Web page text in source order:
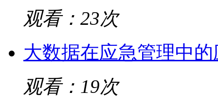
观看：23次
大数据在应急管理中的
观看：19次